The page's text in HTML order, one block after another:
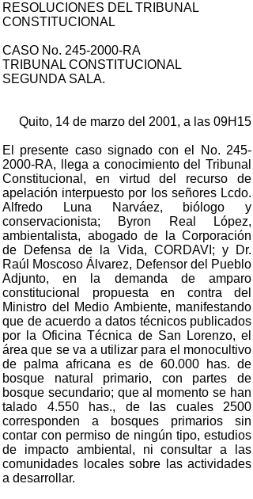
RESOLUCIONES DEL TRIBUNAL
CONSTITUCIONAL
CASO No. 245-2000-RA
TRIBUNAL CONSTITUCIONAL
SEGUNDA SALA.
Quito, 14 de marzo del 2001, a las 09H15
El presente caso signado con el No. 245-
2000-RA, llega a conocimiento del Tribunal
Constitucional, en virtud del recurso de
apelación interpuesto por los señores Lcdo.
Alfredo Luna Narváez, biólogo y
conservacionista; Byron Real López,
ambientalista, abogado de la Corporación
de Defensa de la Vida, CORDAVI; y Dr.
Raúl Moscoso Álvarez, Defensor del Pueblo
Adjunto, en la demanda de amparo
constitucional propuesta en contra del
Ministro del Medio Ambiente, manifestando
que de acuerdo a datos técnicos publicados
por la Oficina Técnica de San Lorenzo, el
área que se va a utilizar para el monocultivo
de palma africana es de 60.000 has. de
bosque natural primario, con partes de
bosque secundario; que al momento se han
talado 4.550 has., de las cuales 2500
corresponden a bosques primarios sin
contar con permiso de ningún tipo, estudios
de impacto ambiental, ni consultar a las
comunidades locales sobre las actividades
a desarrollar.